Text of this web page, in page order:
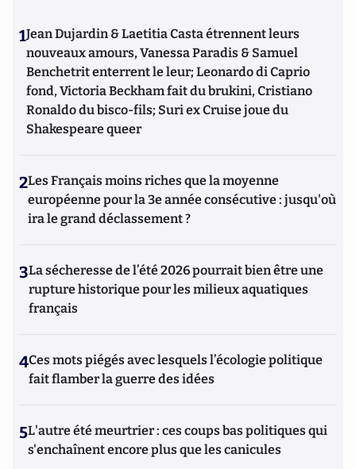
Benjamin Disraëli.
1Jean Dujardin & Laetitia Casta étrennent leurs
nouveaux amours, Vanessa Paradis & Samuel
Benchetrit enterrent le leur; Leonardo di Caprio
fond, Victoria Beckham fait du brukini, Cristiano
Ronaldo du bisco-fils; Suri ex Cruise joue du
Shakespeare queer
2Les Français moins riches que la moyenne
européenne pour la 3e année consécutive : jusqu'où
ira le grand déclassement ?
3La sécheresse de l’été 2026 pourrait bien être une
rupture historique pour les milieux aquatiques
français
4Ces mots piégés avec lesquels l’écologie politique
fait flamber la guerre des idées
5L'autre été meurtrier : ces coups bas politiques qui
s'enchaînent encore plus que les canicules